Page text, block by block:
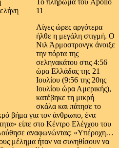
Το πλήρωμα του Apollo
11
Λίγες ώρες αργότερα
ήλθε η μεγάλη στιγμή. Ο
Νιλ Άρμοστρονγκ άνοιξε
την πόρτα της
σεληνακάτου στις 4:56
ώρα Ελλάδας της 21
Ιουλίου (9:56 της 20ης
Ιουλίου ώρα Αμερικής),
κατέβηκε τη μικρή
σκάλα και πάτησε το
βήμα για τον άνθρωπο, ένα
είπε στο Κέντρο Ελέγχου του
αναφωνώντας: «Υπέροχη…
μέλημα ήταν να συνηθίσουν να